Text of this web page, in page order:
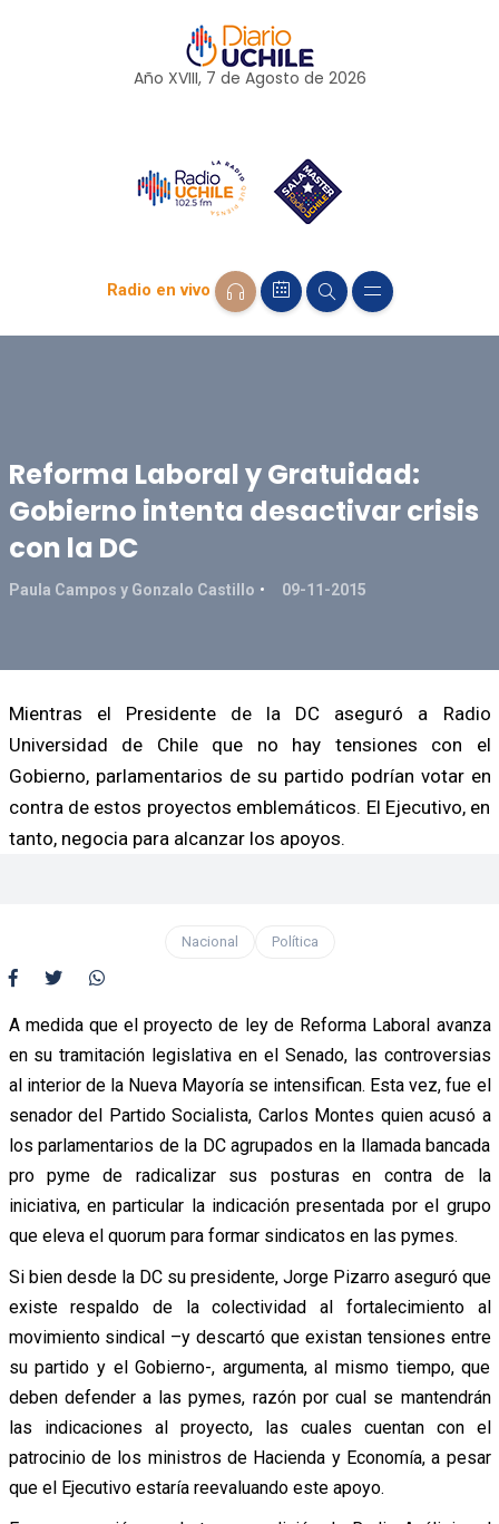
Año XVIII, 7 de Agosto de 2026
Radio en vivo
Reforma Laboral y Gratuidad:
Gobierno intenta desactivar crisis
con la DC
Paula Campos y Gonzalo Castillo 09-11-2015
Mientras el Presidente de la DC aseguró a Radio
Universidad de Chile que no hay tensiones con el
Gobierno, parlamentarios de su partido podrían votar en
contra de estos proyectos emblemáticos. El Ejecutivo, en
tanto, negocia para alcanzar los apoyos.
Nacional Política
A medida que el proyecto de ley de Reforma Laboral avanza
en su tramitación legislativa en el Senado, las controversias
al interior de la Nueva Mayoría se intensifican. Esta vez, fue el
senador del Partido Socialista, Carlos Montes quien acusó a
los parlamentarios de la DC agrupados en la llamada bancada
pro pyme de radicalizar sus posturas en contra de la
iniciativa, en particular la indicación presentada por el grupo
que eleva el quorum para formar sindicatos en las pymes.
Si bien desde la DC su presidente, Jorge Pizarro aseguró que
existe respaldo de la colectividad al fortalecimiento al
movimiento sindical –y descartó que existan tensiones entre
su partido y el Gobierno-, argumenta, al mismo tiempo, que
deben defender a las pymes, razón por cual se mantendrán
las indicaciones al proyecto, las cuales cuentan con el
patrocinio de los ministros de Hacienda y Economía, a pesar
que el Ejecutivo estaría reevaluando este apoyo.